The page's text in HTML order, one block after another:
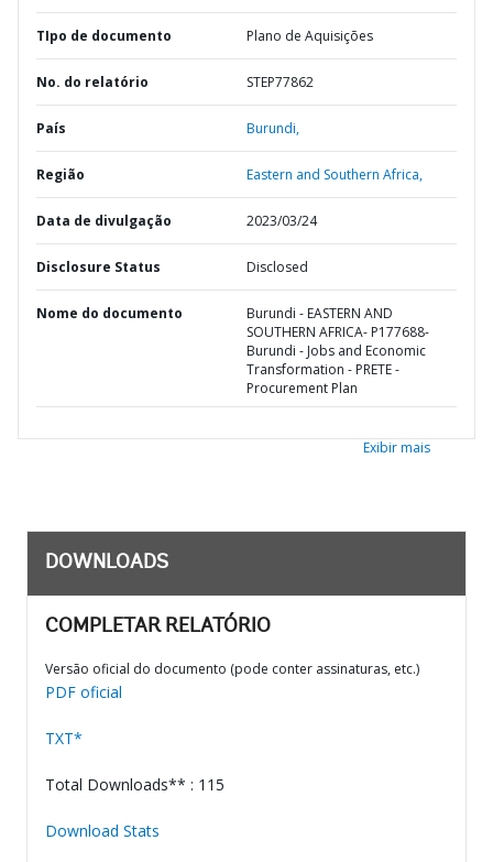
TIpo de documento Plano de Aquisições
No. do relatório STEP77862
País Burundi,
Região Eastern and Southern Africa,
Data de divulgação 2023/03/24
Disclosure Status Disclosed
Nome do documento
Burundi - EASTERN AND
SOUTHERN AFRICA- P177688-
Burundi - Jobs and Economic
Transformation - PRETE -
Procurement Plan
Exibir mais
DOWNLOADS
COMPLETAR RELATÓRIO
Versão oficial do documento (pode conter assinaturas, etc.)
PDF oficial
TXT*
Total Downloads** : 115
Download Stats